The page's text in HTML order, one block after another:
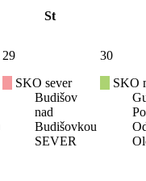
St
29
SKO sever
Budišov
nad
Budišovkou
SEVER
30
SKO